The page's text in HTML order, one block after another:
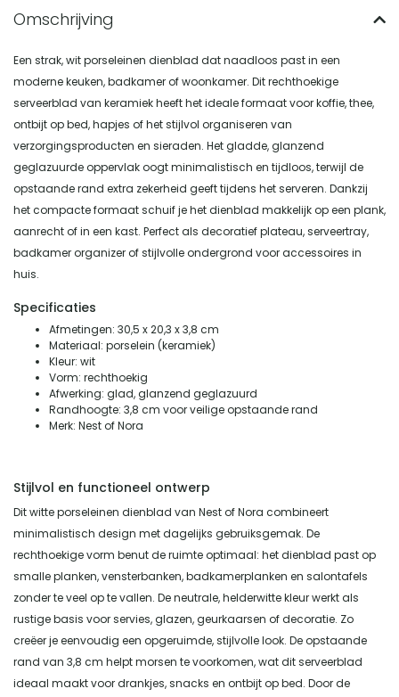
Een strak, wit porseleinen dienblad dat naadloos past in een
moderne keuken, badkamer of woonkamer. Dit rechthoekige
serveerblad van keramiek heeft het ideale formaat voor koffie, thee,
ontbijt op bed, hapjes of het stijlvol organiseren van
verzorgingsproducten en sieraden. Het gladde, glanzend
geglazuurde oppervlak oogt minimalistisch en tijdloos, terwijl de
opstaande rand extra zekerheid geeft tijdens het serveren. Dankzij
het compacte formaat schuif je het dienblad makkelijk op een plank,
aanrecht of in een kast. Perfect als decoratief plateau, serveertray,
badkamer organizer of stijlvolle ondergrond voor accessoires in
huis.
Specificaties
Afmetingen: 30,5 x 20,3 x 3,8 cm
Materiaal: porselein (keramiek)
Kleur: wit
Vorm: rechthoekig
Afwerking: glad, glanzend geglazuurd
Randhoogte: 3,8 cm voor veilige opstaande rand
Merk: Nest of Nora
Stijlvol en functioneel ontwerp
Dit witte porseleinen dienblad van Nest of Nora combineert
minimalistisch design met dagelijks gebruiksgemak. De
rechthoekige vorm benut de ruimte optimaal: het dienblad past op
smalle planken, vensterbanken, badkamerplanken en salontafels
zonder te veel op te vallen. De neutrale, helderwitte kleur werkt als
rustige basis voor servies, glazen, geurkaarsen of decoratie. Zo
creëer je eenvoudig een opgeruimde, stijlvolle look. De opstaande
rand van 3,8 cm helpt morsen te voorkomen, wat dit serveerblad
ideaal maakt voor drankjes, snacks en ontbijt op bed. Door de